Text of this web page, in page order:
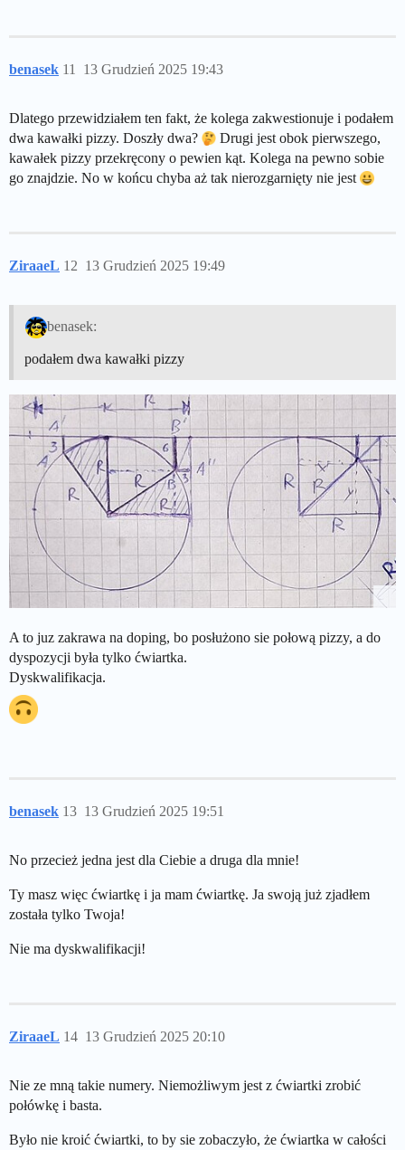
benasek 13 Grudzień 2025 19:43
11
Dlatego przewidziałem ten fakt, że kolega zakwestionuje i podałem
dwa kawałki pizzy. Doszły dwa?
Drugi jest obok pierwszego,
kawałek pizzy przekręcony o pewien kąt. Kolega na pewno sobie
go znajdzie. No w końcu chyba aż tak nierozgarnięty nie jest
ZiraaeL 13 Grudzień 2025 19:49
12
benasek:
podałem dwa kawałki pizzy
A to juz zakrawa na doping, bo posłużono sie połową pizzy, a do
dyspozycji była tylko ćwiartka.
Dyskwalifikacja.
benasek 13 Grudzień 2025 19:51
13
No przecież jedna jest dla Ciebie a druga dla mnie!
Ty masz więc ćwiartkę i ja mam ćwiartkę. Ja swoją już zjadłem
została tylko Twoja!
Nie ma dyskwalifikacji!
ZiraaeL 13 Grudzień 2025 20:10
14
Nie ze mną takie numery. Niemożliwym jest z ćwiartki zrobić
połówkę i basta.
Było nie kroić ćwiartki, to by sie zobaczyło, że ćwiartka w całości